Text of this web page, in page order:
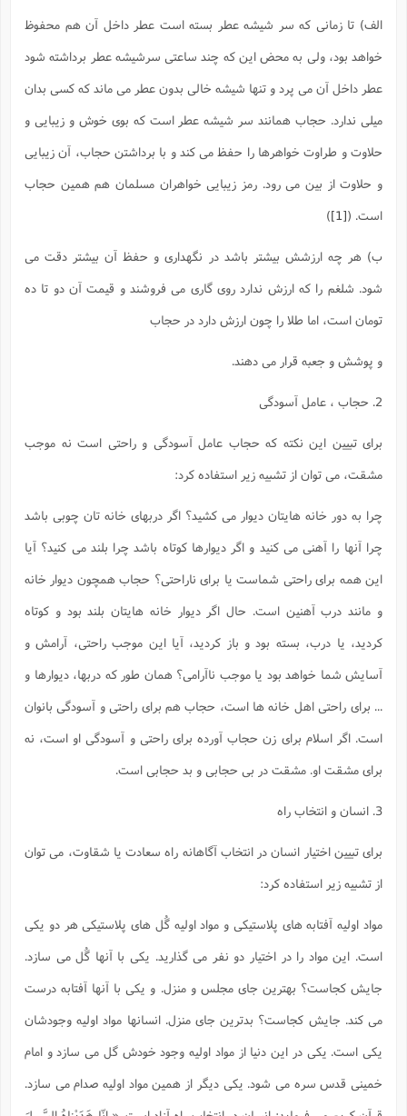
الف) تا زمانى كه سر شيشه عطر بسته است عطر داخل آن هم محفوظ
خواهد بود، ولى به محض اين كه چند ساعتى سرشيشه عطر برداشته شود
عطر داخل آن مى پرد و تنها شيشه خالى بدون عطر مى ماند كه كسى بدان
ميلى ندارد. حجاب همانند سر شيشه عطر است كه بوى خوش و زيبايى و
حلاوت و طراوت خواهرها را حفظ مى كند و با برداشتن حجاب، آن زيبايى
و حلاوت از بين مى رود. رمز زيبايى خواهران مسلمان هم همين حجاب
است. ( [1]
)
ب) هر چه ارزشش بيشتر باشد در نگهدارى و حفظ آن بيشتر دقت مى
شود. شلغم را كه ارزش ندارد روى گارى مى فروشند و قيمت آن دو تا ده
تومان است، اما طلا را چون ارزش دارد در حجاب
و پوشش و جعبه قرار مى دهند.
2. حجاب ، عامل آسودگى
براى تبيين اين نكته كه حجاب عامل آسودگى و راحتى است نه موجب
مشقت، مى توان از تشبيه زير استفاده كرد:
چرا به دور خانه هايتان ديوار مى كشيد؟ اگر دربهاى خانه تان چوبى باشد
چرا آنها را آهنى مى كنيد و اگر ديوارها كوتاه باشد چرا بلند مى كنيد؟ آيا
اين همه براى راحتى شماست يا براى ناراحتى؟ حجاب همچون ديوار خانه
و مانند درب آهنين است. حال اگر ديوار خانه هايتان بلند بود و كوتاه
كرديد، يا درب، بسته بود و باز كرديد، آيا اين موجب راحتى، آرامش و
آسايش شما خواهد بود يا موجب ناآرامى؟ همان طور كه دربها، ديوارها و
... براى راحتى اهل خانه ها است، حجاب هم براى راحتى و آسودگى بانوان
است. اگر اسلام براى زن حجاب آورده براى راحتى و آسودگى او است، نه
براى مشقت او. مشقت در بى حجابى و بد حجابى است.
3. انسان و انتخاب راه
براى تبيين اختيار انسان در انتخاب آگاهانه راه سعادت يا شقاوت، مى توان
از تشبيه زير استفاده كرد:
مواد اوليه آفتابه هاى پلاستيكى و مواد اوليه گُل هاى پلاستيكى هر دو يكى
است. اين مواد را در اختيار دو نفر مى گذاريد. يكى با آنها گُل مى سازد.
جايش كجاست؟ بهترين جاى مجلس و منزل. و يكى با آنها آفتابه درست
مى كند. جايش كجاست؟ بدترين جاى منزل. انسانها مواد اوليه وجودشان
يكى است. يكى در اين دنيا از مواد اوليه وجود خودش گل مى سازد و امام
خمينى قدس سره مى شود. يكى ديگر از همين مواد اوليه صدام مى سازد.